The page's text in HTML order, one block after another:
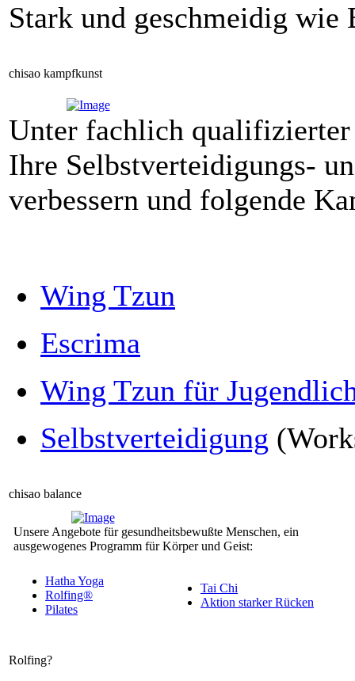
Stark und geschmeidig wie
chisao kampfkunst
Unter fachlich
Ihre Selbstverteidigungs-
verbessern und folgende
Wing Tzun
Escrima
Wing Tzun für
Selbstverteidigung
chisao balance
Unsere Angebote für gesundheitsbewußte Menschen, ein
ausgewogenes Programm für Körper und Geist:
Hatha Yoga
Rolfing®
Pilates
Tai Chi
Aktion starker Rücken
Rolfing?